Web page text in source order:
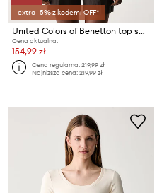
extra -5% z kodem: OFF*
United Colors of Benetton top swetrowy damski ażurowy
Cena aktualna:
154,99 zł
Cena regularna:219,99 zł
Najniższa cena:219,99 zł